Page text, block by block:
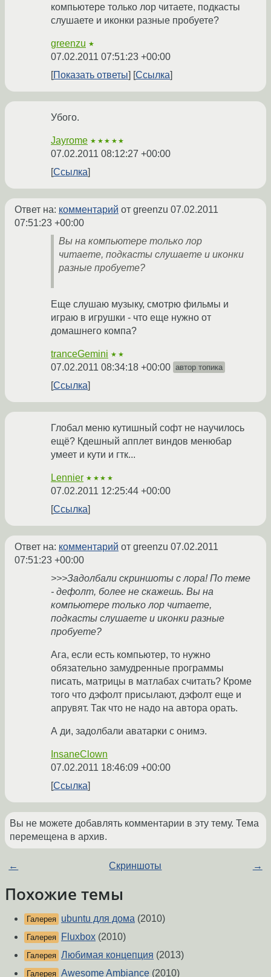
компьютере только лор читаете, подкасты
слушаете и иконки разные пробуете?
greenzu ★
07.02.2011 07:51:23 +00:00
Показать ответы
Ссылка
Убого.
Jayrome ★★★★★
07.02.2011 08:12:27 +00:00
Ссылка
Ответ на: комментарий от greenzu 07.02.2011
07:51:23 +00:00
Вы на компьютере только лор
читаете, подкасты слушаете и иконки
разные пробуете?
Еще слушаю музыку, смотрю фильмы и
играю в игрушки - что еще нужно от
домашнего компа?
tranceGemini ★★
07.02.2011 08:34:18 +00:00 автор топика
Ссылка
Глобал меню кутишный софт не научилось
ещё? Кдешный апплет виндов менюбар
умеет и кути и гтк...
Lennier ★★★★
07.02.2011 12:25:44 +00:00
Ссылка
Ответ на: комментарий от greenzu 07.02.2011
07:51:23 +00:00
>>>Задолбали скриншоты с лора! По теме
- дефолт, более не скажешь. Вы на
компьютере только лор читаете,
подкасты слушаете и иконки разные
пробуете?
Ага, если есть компьютер, то нужно
обязательно замудренные программы
писать, матрицы в матлабах считать? Кроме
того что дэфолт присылают, дэфолт еще и
апрувят. Так что не надо на автора орать.
А ди, задолбали аватарки с онимэ.
InsaneClown
07.02.2011 18:46:09 +00:00
Ссылка
Вы не можете добавлять комментарии в эту тему. Тема
перемещена в архив.
← Скриншоты →
Похожие темы
Галерея ubuntu для дома (2010)
Галерея Fluxbox (2010)
Галерея Любимая концепция (2013)
Галерея Awesome Ambiance (2010)